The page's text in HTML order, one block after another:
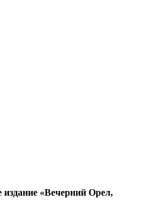
издание «Вечерний Орел,